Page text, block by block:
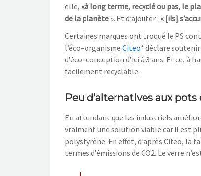
elle, «à long terme, recyclé ou pas, le
de la planète ». Et d’ajouter : « [ils] s’acc
Certaines marques ont troqué le PS
l’éco–organisme Citeo* déclare
d’éco–conception d’ici à 3 ans. Et ce, à
facilement recyclable.
Peu d’alternatives aux
En attendant que les industriels
vraiment une solution viable car il est
polystyrène. En effet, d’après Citeo, la
termes d’émissions de CO2. Le verre